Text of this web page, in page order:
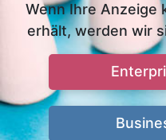
Wenn Ihre Anzeige
erhält, werden wir